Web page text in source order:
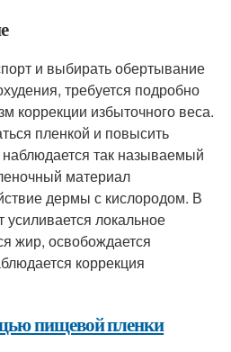
и выбирать обертывание
требуется подробно
коррекции избыточного веса.
пленкой и повысить
так называемый
материал
дермы с кислородом. В
локальное
жир, освобождается
коррекция
пищевой пленки